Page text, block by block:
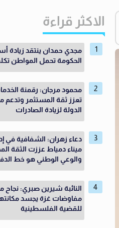
الاكثر قراءة
مجدي حمدان ينتقد زيادة
الحكومة تحمل المواطن
محمود مرجان: رقمنة
تعزز ثقة المستثمر
الدولة لزيادة الصادرات
دعاء زهران: الشفافية في
ميناء دمياط عززت الثقة
والوعي الوطني هو خط
النائبة شيرين صبري: نجاح
مفاوضات غزة يجسد
للقضية الفلسطينية